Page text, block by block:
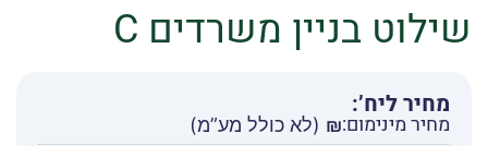
שילוט בניין משרדים C
מחיר ליח’:
מחיר מינימום:₪ (לא כולל מע”מ)